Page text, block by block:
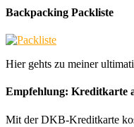
Backpacking Packliste
Hier gehts zu meiner
Empfehlung: Kreditkarte
Mit der DKB-Kreditkarte